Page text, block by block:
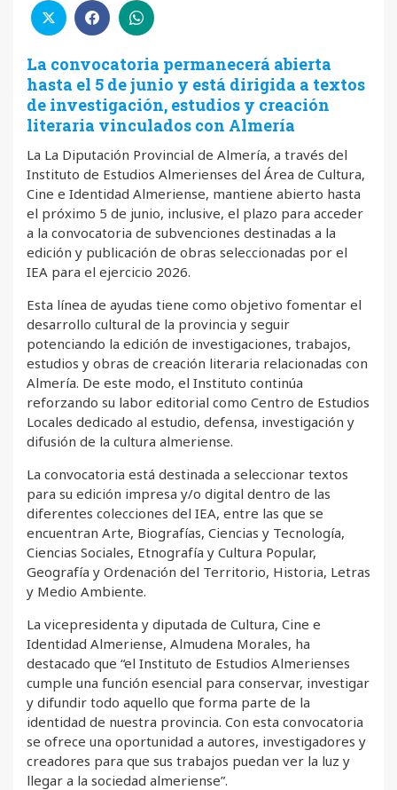
La convocatoria permanecerá abierta
hasta el 5 de junio y está dirigida a textos
de investigación, estudios y creación
literaria vinculados con Almería
La La Diputación Provincial de Almería, a través del
Instituto de Estudios Almerienses del Área de Cultura,
Cine e Identidad Almeriense, mantiene abierto hasta
el próximo 5 de junio, inclusive, el plazo para acceder
a la convocatoria de subvenciones destinadas a la
edición y publicación de obras seleccionadas por el
IEA para el ejercicio 2026.
Esta línea de ayudas tiene como objetivo fomentar el
desarrollo cultural de la provincia y seguir
potenciando la edición de investigaciones, trabajos,
estudios y obras de creación literaria relacionadas con
Almería. De este modo, el Instituto continúa
reforzando su labor editorial como Centro de Estudios
Locales dedicado al estudio, defensa, investigación y
difusión de la cultura almeriense.
La convocatoria está destinada a seleccionar textos
para su edición impresa y/o digital dentro de las
diferentes colecciones del IEA, entre las que se
encuentran Arte, Biografías, Ciencias y Tecnología,
Ciencias Sociales, Etnografía y Cultura Popular,
Geografía y Ordenación del Territorio, Historia, Letras
y Medio Ambiente.
La vicepresidenta y diputada de Cultura, Cine e
Identidad Almeriense, Almudena Morales, ha
destacado que “el Instituto de Estudios Almerienses
cumple una función esencial para conservar, investigar
y difundir todo aquello que forma parte de la
identidad de nuestra provincia. Con esta convocatoria
se ofrece una oportunidad a autores, investigadores y
creadores para que sus trabajos puedan ver la luz y
llegar a la sociedad almeriense”.